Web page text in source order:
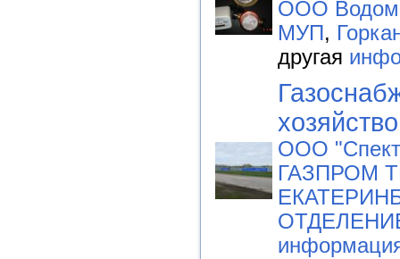
ООО
МУП ,
другая
хозяйство
ООО
ГАЗПРОМ